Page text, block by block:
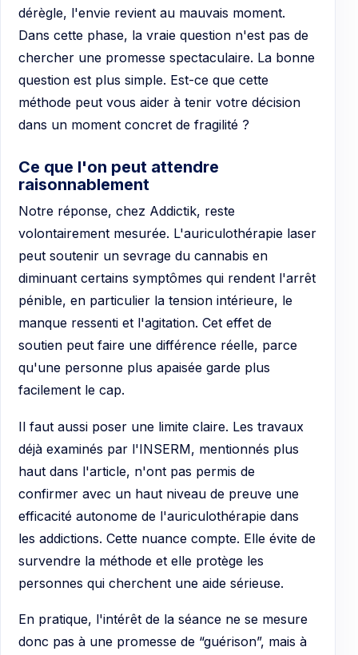
dérègle, l'envie revient au mauvais moment.
Dans cette phase, la vraie question n'est pas de
chercher une promesse spectaculaire. La bonne
question est plus simple. Est-ce que cette
méthode peut vous aider à tenir votre décision
dans un moment concret de fragilité ?
Ce que l'on peut attendre
raisonnablement
Notre réponse, chez Addictik, reste
volontairement mesurée. L'auriculothérapie laser
peut soutenir un sevrage du cannabis en
diminuant certains symptômes qui rendent l'arrêt
pénible, en particulier la tension intérieure, le
manque ressenti et l'agitation. Cet effet de
soutien peut faire une différence réelle, parce
qu'une personne plus apaisée garde plus
facilement le cap.
Il faut aussi poser une limite claire. Les travaux
déjà examinés par l'INSERM, mentionnés plus
haut dans l'article, n'ont pas permis de
confirmer avec un haut niveau de preuve une
efficacité autonome de l'auriculothérapie dans
les addictions. Cette nuance compte. Elle évite de
survendre la méthode et elle protège les
personnes qui cherchent une aide sérieuse.
En pratique, l'intérêt de la séance ne se mesure
donc pas à une promesse de “guérison”, mais à